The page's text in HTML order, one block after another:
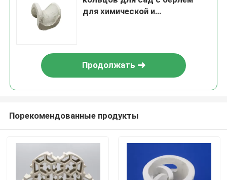
для химической и
Продолжать
Порекомендованные продукты